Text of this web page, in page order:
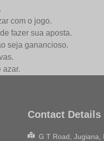
com o jogo.
fazer sua aposta.
seja ganancioso.
azar.
Contact Details
G T Road, Jugiana,